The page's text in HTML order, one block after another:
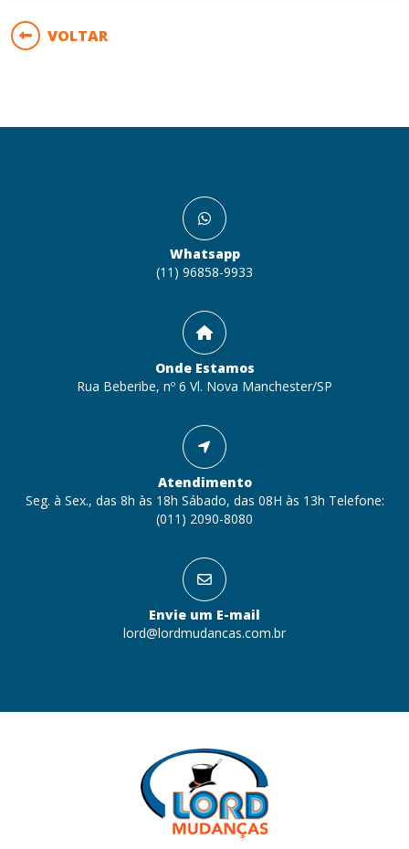
VOLTAR
Whatsapp
(11) 96858-9933
Onde Estamos
Rua Beberibe, nº 6 Vl. Nova Manchester/SP
Atendimento
Seg. à Sex., das 8h às 18h Sábado, das 08H às 13h Telefone:
(011) 2090-8080
Envie um E-mail
lord@lordmudancas.com.br